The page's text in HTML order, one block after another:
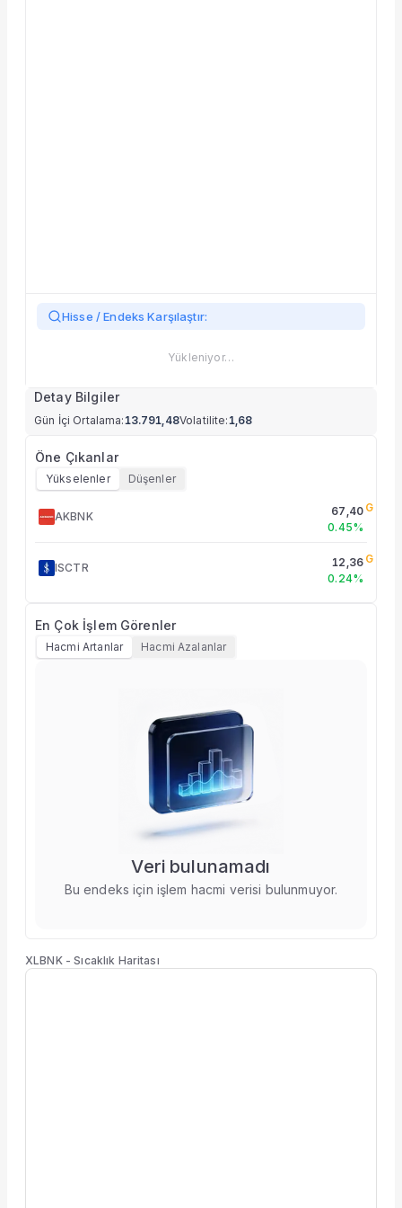
Hisse / Endeks Karşılaştır:
Yükleniyor…
Detay Bilgiler
Gün İçi Ortalama:13.791,48Volatilite:1,68
Öne Çıkanlar
Yükselenler Düşenler
AKBNK 67,40 G
0.45%
ISCTR 12,36 G
0.24%
En Çok İşlem Görenler
Hacmi Artanlar Hacmi Azalanlar
Veri bulunamadı
Bu endeks için işlem hacmi verisi bulunmuyor.
XLBNK- Sıcaklık Haritası